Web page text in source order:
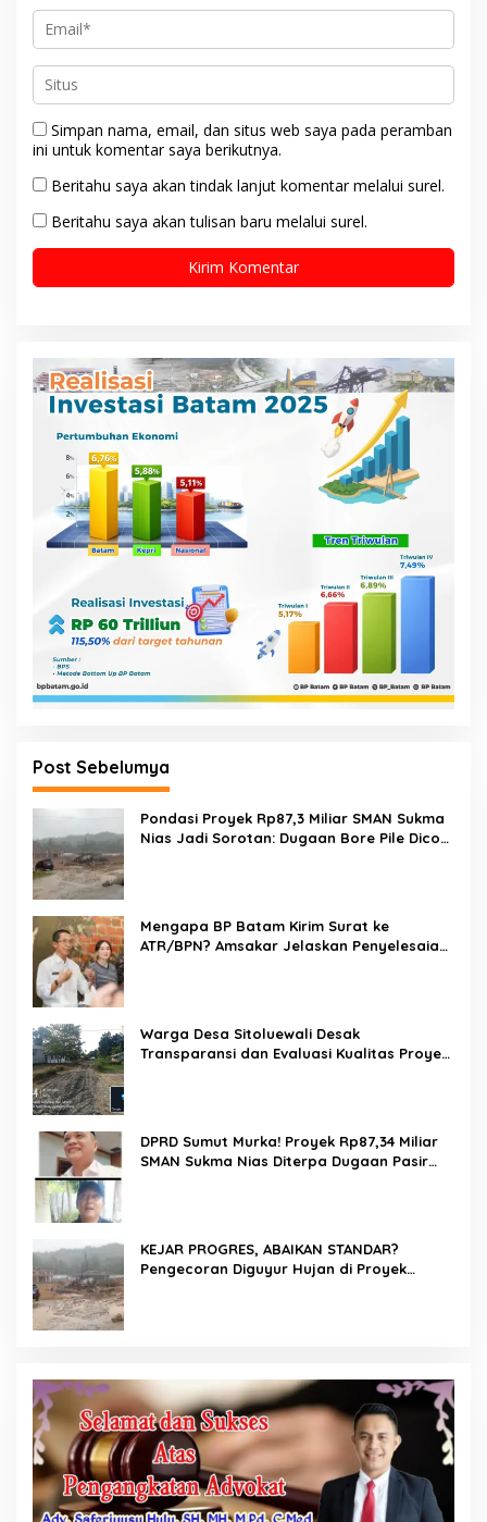
Simpan nama, email, dan situs web saya pada peramban
ini untuk komentar saya berikutnya.
Beritahu saya akan tindak lanjut komentar melalui surel.
Beritahu saya akan tulisan baru melalui surel.
Post Sebelumya
Pondasi Proyek Rp87,3 Miliar SMAN Sukma
Nias Jadi Sorotan: Dugaan Bore Pile Dicor
Mengapa BP Batam Kirim Surat ke
ATR/BPN? Amsakar Jelaskan Penyelesaian
Warga Desa Sitoluewali Desak
Transparansi dan Evaluasi Kualitas Proyek
DPRD Sumut Murka! Proyek Rp87,34 Miliar
SMAN Sukma Nias Diterpa Dugaan Pasir
KEJAR PROGRES, ABAIKAN STANDAR?
Pengecoran Diguyur Hujan di Proyek